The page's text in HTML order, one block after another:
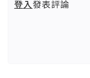
登入發表評論